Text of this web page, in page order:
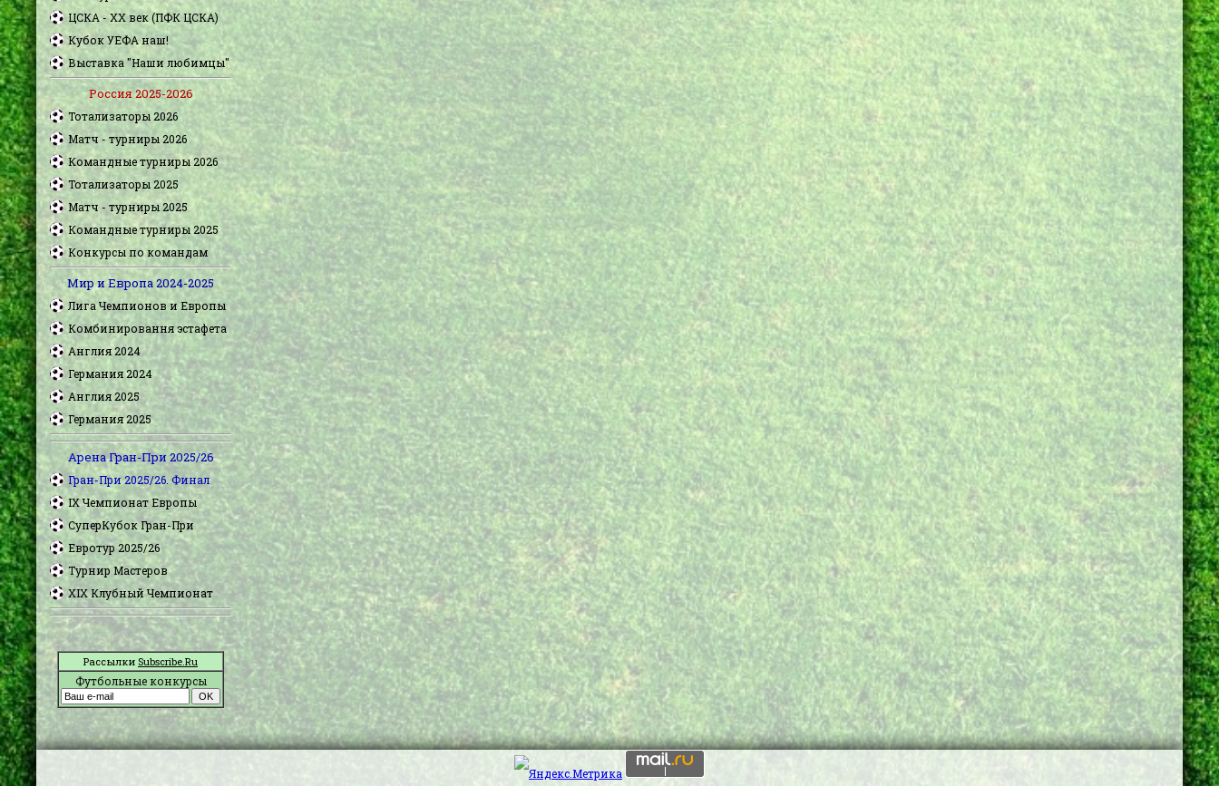
ЦСКА - XX век (ПФК ЦСКА)
Кубок УЕФА наш!
Выставка "Наши любимцы"
Россия 2025-2026
Тотализаторы 2026
Матч - турниры 2026
Командные турниры 2026
Тотализаторы 2025
Матч - турниры 2025
Командные турниры 2025
Конкурсы по командам
Мир и Европа 2024-2025
Лига Чемпионов и Европы
Комбинировання эстафета
Англия 2024
Германия 2024
Англия 2025
Германия 2025
Арена Гран-При 2025/26
Гран-При 2025/26. Финал
IX Чемпионат Европы
СуперКубок Гран-При
Евротур 2025/26
Турнир Мастеров
XIX Клубный Чемпионат
Рассылки Subscribe.Ru
Футбольные конкурсы